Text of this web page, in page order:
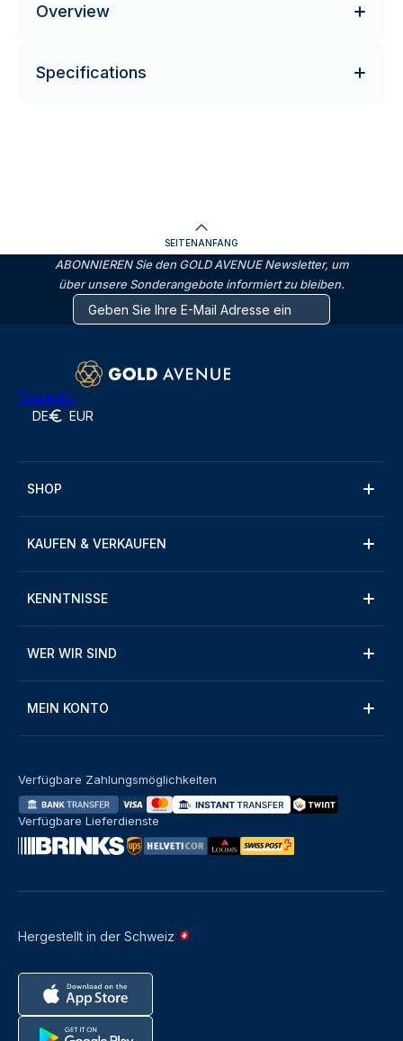
Overview
Specifications
SEITENANFANG
ABONNIEREN Sie den GOLD AVENUE Newsletter, um
über unsere Sonderangebote informiert zu bleiben.
Trustpilot
DE EUR
SHOP
KAUFEN & VERKAUFEN
KENNTNISSE
WER WIR SIND
MEIN KONTO
Hergestellt in der Schweiz
Verfügbare Zahlungsmöglichkeiten
Verfügbare Lieferdienste